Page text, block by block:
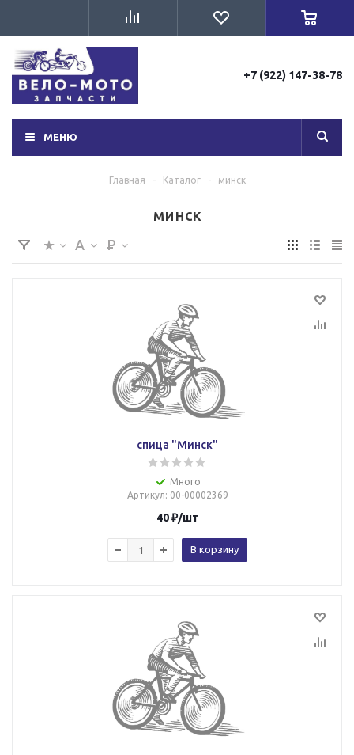
+7 (922) 147-38-78
МЕНЮ
Главная - Каталог - минск
минск
спица "Минск"
Много
Артикул: 00-00002369
40₽/шт
В корзину